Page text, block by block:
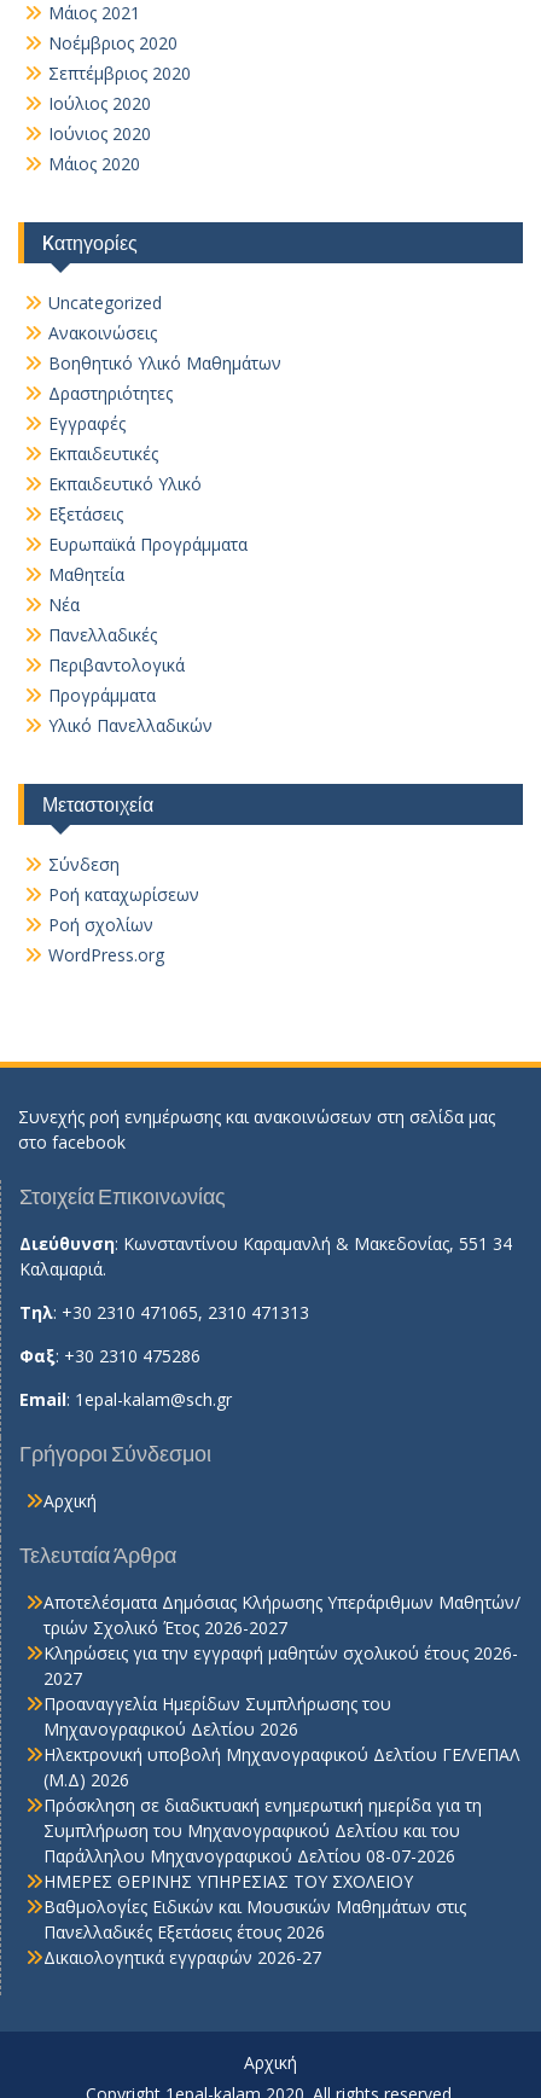
Μάιος 2021
Νοέμβριος 2020
Σεπτέμβριος 2020
Ιούλιος 2020
Ιούνιος 2020
Μάιος 2020
Kατηγορίες
Uncategorized
Ανακοινώσεις
Βοηθητικό Yλικό Mαθημάτων
Δραστηριότητες
Εγγραφές
Εκπαιδευτικές
Εκπαιδευτικό Υλικό
Εξετάσεις
Ευρωπαϊκά Προγράμματα
Μαθητεία
Νέα
Πανελλαδικές
Περιβαντολογικά
Προγράμματα
Υλικό Πανελλαδικών
Μεταστοιχεία
Σύνδεση
Ροή καταχωρίσεων
Ροή σχολίων
WordPress.org
Συνεχής ροή ενημέρωσης και ανακοινώσεων στη σελίδα μας
στο facebook
Στοιχεία Επικοινωνίας
Διεύθυνση: Κωνσταντίνου Καραμανλή & Μακεδονίας, 551 34
Καλαμαριά.
Τηλ: +30 2310 471065, 2310 471313
Φαξ: +30 2310 475286
Email: 1epal-kalam@sch.gr
Γρήγοροι Σύνδεσμοι
Αρχική
Τελευταία Άρθρα
Αποτελέσματα Δημόσιας Κλήρωσης Υπεράριθμων Μαθητών/
τριών Σχολικό Έτος 2026-2027
Κληρώσεις για την εγγραφή μαθητών σχολικού έτους 2026-
2027
Προαναγγελία Ημερίδων Συμπλήρωσης του
Μηχανογραφικού Δελτίου 2026
Ηλεκτρονική υποβολή Μηχανογραφικού Δελτίου ΓΕΛ/ΕΠΑΛ
(Μ.Δ) 2026
Πρόσκληση σε διαδικτυακή ενημερωτική ημερίδα για τη
Συμπλήρωση του Μηχανογραφικού Δελτίου και του
Παράλληλου Μηχανογραφικού Δελτίου 08-07-2026
ΗΜΕΡΕΣ ΘΕΡΙΝΗΣ ΥΠΗΡΕΣΙΑΣ ΤΟΥ ΣΧΟΛΕΙΟΥ
Βαθμολογίες Ειδικών και Μουσικών Μαθημάτων στις
Πανελλαδικές Εξετάσεις έτους 2026
Δικαιολογητικά εγγραφών 2026-27
Αρχική